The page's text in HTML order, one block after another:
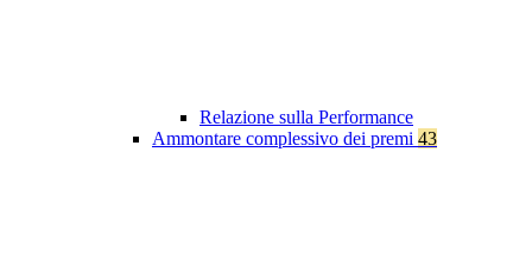
Relazione sulla Performance
Ammontare complessivo dei premi 43